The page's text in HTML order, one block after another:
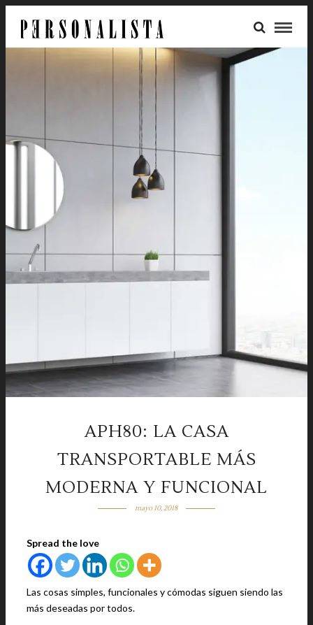
APH80: LA CASA
TRANSPORTABLE MÁS
MODERNA Y FUNCIONAL
mayo 10, 2018
Spread the love
Las cosas simples, funcionales y cómodas siguen siendo las
más deseadas por todos.